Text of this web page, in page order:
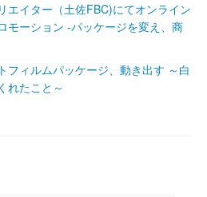
エイター（土佐FBC)にてオンライン
ーション ‐パッケージを変え、商
フィルムパッケージ、動き出す ～白
れたこと～